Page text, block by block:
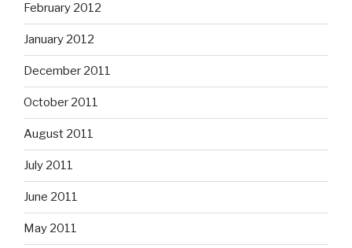
February 2012
January 2012
December 2011
October 2011
August 2011
July 2011
June 2011
May 2011